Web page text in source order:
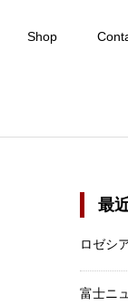
Shop
最
ロゼシ
富士ニ